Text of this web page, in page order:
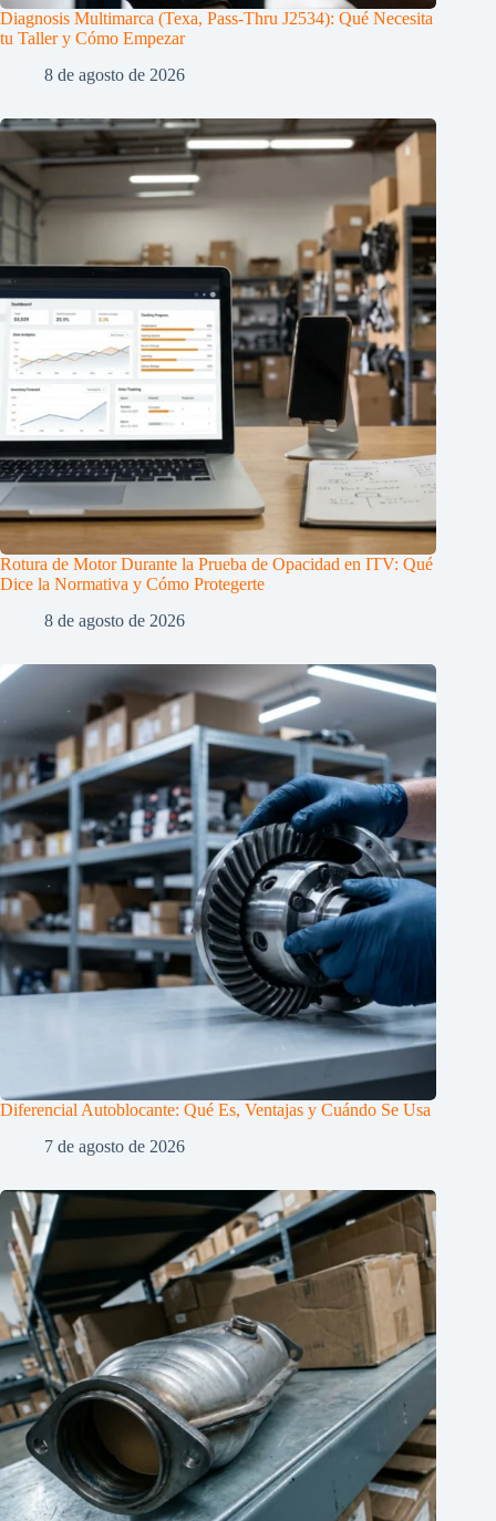
Diagnosis Multimarca (Texa, Pass-Thru J2534): Qué Necesita
tu Taller y Cómo Empezar
8 de agosto de 2026
Rotura de Motor Durante la Prueba de Opacidad en ITV: Qué
Dice la Normativa y Cómo Protegerte
8 de agosto de 2026
Diferencial Autoblocante: Qué Es, Ventajas y Cuándo Se Usa
7 de agosto de 2026